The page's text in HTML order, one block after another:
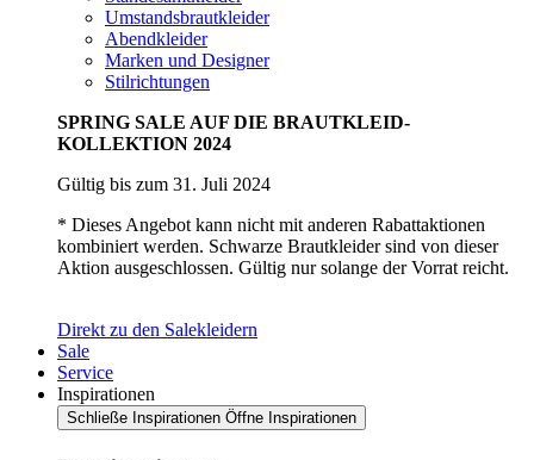
Umstandsbrautkleider
Abendkleider
Marken und Designer
Stilrichtungen
SPRING SALE AUF DIE BRAUTKLEID-
KOLLEKTION 2024
Gültig bis zum 31. Juli 2024
* Dieses Angebot kann nicht mit anderen Rabattaktionen
kombiniert werden. Schwarze Brautkleider sind von dieser
Aktion ausgeschlossen. Gültig nur solange der Vorrat reicht.
Direkt zu den Salekleidern
Sale
Service
Inspirationen
Schließe Inspirationen Öffne Inspirationen